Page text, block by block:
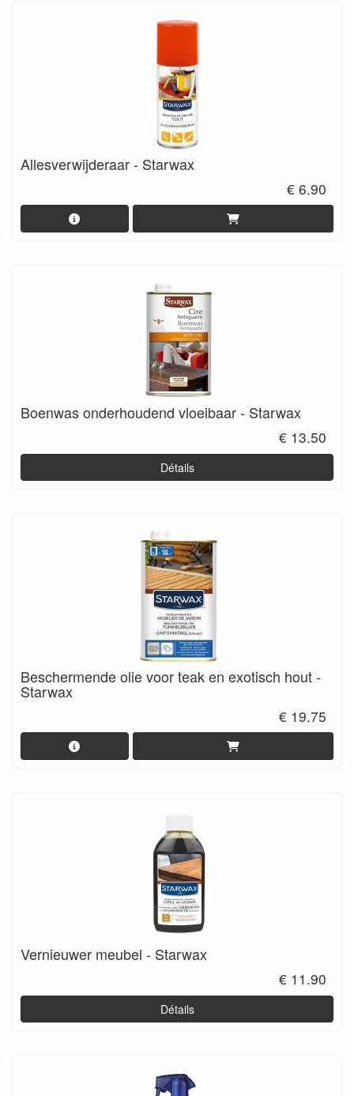
Allesverwijderaar - Starwax
€ 6.90
Boenwas onderhoudend vloeibaar - Starwax
€ 13.50
Détails
Beschermende olie voor teak en exotisch hout -
Starwax
€ 19.75
Vernieuwer meubel - Starwax
€ 11.90
Détails